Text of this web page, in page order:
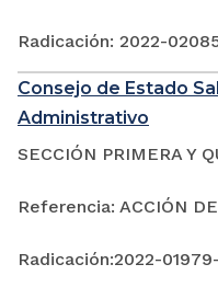
Radicación: 2022-
Consejo de Estado
Administrativo
SECCIÓN PRIMERA Y
Referencia: ACCIÓN
Radicación:2022-